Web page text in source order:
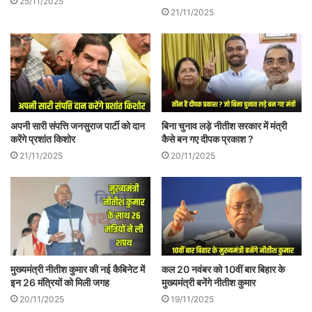
निधन के बाद अचानक खुद को अनाथ महसूस करने
लगे थे। राष्ट्रीय स्वयंसेवक संघ पर गाँधीजी की
हत्या के बाद कुछ समय केलिए प्रतिबंध लगा हुआ
था।
संघ से जुड़े लोग भी एक राजनीतिक फ्रंट के निर्माण
केलिए व्याकुल थे, ताकि उनके राजनैतिक स्टैंड का
21/11/2025
अपनी सारी संपत्ति जनसुराज पार्टी को दान
करेंगे प्रशांत किशोर
21/11/2025
बिना चुनाव लड़े नीतीश सरकार में मंत्री
कैसे बन गए दीपक प्रकाश ?
20/11/2025
मुख्यमंत्री नीतीश कुमार की नई कैबिनेट में
इन 26 मंत्रियों को मिली जगह
20/11/2025
कल 20 नवंबर को 10वीं बार बिहार के
मुख्यमंत्री बनेंगे नीतीश कुमार
19/11/2025